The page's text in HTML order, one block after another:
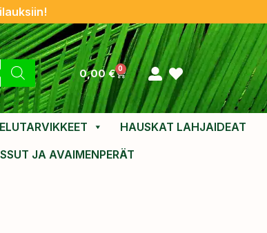
0,00€ 0
HAUSKAT LAHJAIDEAT
JA AVAIMENPERÄT